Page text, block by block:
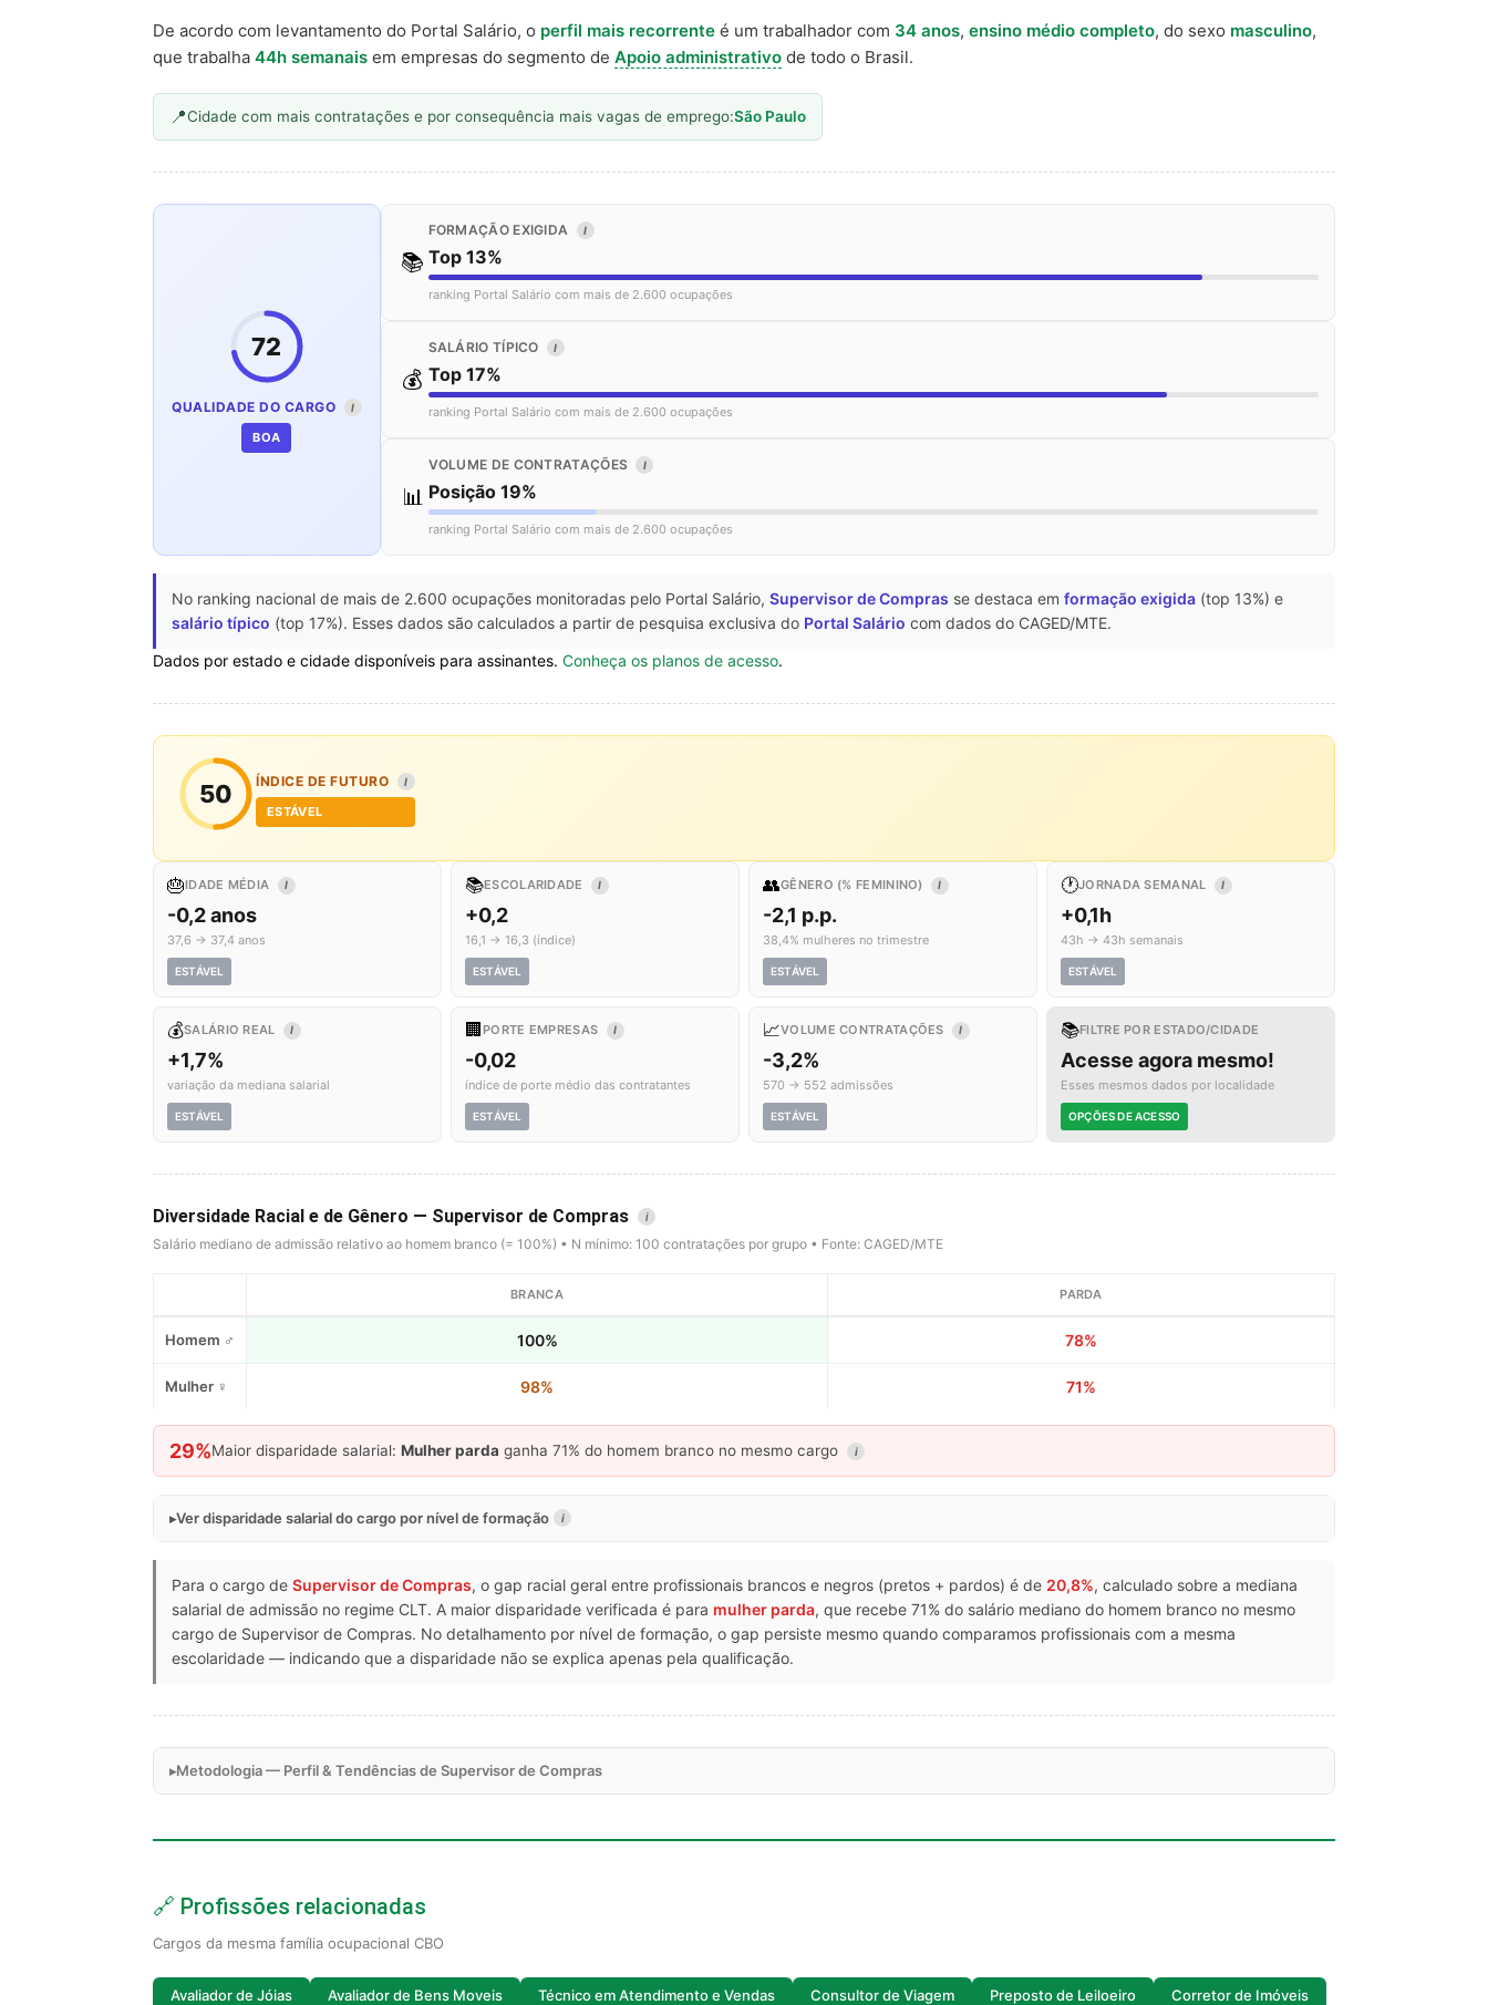
De acordo com levantamento do Portal Salário, o perfil mais recorrente é um trabalhador com 34 anos, ensino médio completo, do sexo masculino,
que trabalha 44h semanais em empresas do segmento de Apoio administrativo de todo o Brasil.
Cidade com mais contratações e por consequência mais vagas de emprego:São Paulo
72
QUALIDADE DO CARGO I
BOA
📚
FORMAÇÃO EXIGIDA I
Top 13%
ranking Portal Salário com mais de 2.600 ocupações
💰
SALÁRIO TÍPICO I
Top 17%
ranking Portal Salário com mais de 2.600 ocupações
📊
VOLUME DE CONTRATAÇÕES I
Posição 19%
ranking Portal Salário com mais de 2.600 ocupações
No ranking nacional de mais de 2.600 ocupações monitoradas pelo Portal Salário, Supervisor de Compras se destaca em formação exigida (top 13%) e
salário típico (top 17%). Esses dados são calculados a partir de pesquisa exclusiva do Portal Salário com dados do CAGED/MTE.
Dados por estado e cidade disponíveis para assinantes. Conheça os planos de acesso.
50 ÍNDICE DE FUTURO I
ESTÁVEL
🎂IDADE MÉDIA I
-0,2 anos
37,6 → 37,4 anos
ESTÁVEL
📚ESCOLARIDADE I
+0,2
16,1 → 16,3 (índice)
ESTÁVEL
👥GÊNERO (% FEMININO) I
-2,1 p.p.
38,4% mulheres no trimestre
ESTÁVEL
🕐JORNADA SEMANAL I
+0,1h
43h → 43h semanais
ESTÁVEL
💰SALÁRIO REAL I
+1,7%
variação da mediana salarial
ESTÁVEL
🏢 PORTE EMPRESAS I
-0,02
índice de porte médio das contratantes
ESTÁVEL
📈VOLUME CONTRATAÇÕES I
-3,2%
570 → 552 admissões
ESTÁVEL
📚FILTRE POR ESTADO/CIDADE
Acesse agora mesmo!
Esses mesmos dados por localidade
OPÇÕES DE ACESSO
Diversidade Racial e de Gênero — Supervisor de Compras i
Salário mediano de admissão relativo ao homem branco (= 100%) • N mínimo: 100 contratações por grupo • Fonte: CAGED/MTE
BRANCA PARDA
Homem ♂ 100% 78%
Mulher ♀ 98% 71%
29%Maior disparidade salarial: Mulher parda ganha 71% do homem branco no mesmo cargo i
Ver disparidade salarial do cargo por nível de formação i
Para o cargo de Supervisor de Compras, o gap racial geral entre profissionais brancos e negros (pretos + pardos) é de 20,8%, calculado sobre a mediana
salarial de admissão no regime CLT. A maior disparidade verificada é para mulher parda, que recebe 71% do salário mediano do homem branco no mesmo
cargo de Supervisor de Compras. No detalhamento por nível de formação, o gap persiste mesmo quando comparamos profissionais com a mesma
escolaridade — indicando que a disparidade não se explica apenas pela qualificação.
Metodologia — Perfil & Tendências de Supervisor de Compras
🔗 Profissões relacionadas
Cargos da mesma família ocupacional CBO
Avaliador de Jóias Avaliador de Bens Moveis Técnico em Atendimento e Vendas Consultor de Viagem Preposto de Leiloeiro Corretor de Imóveis